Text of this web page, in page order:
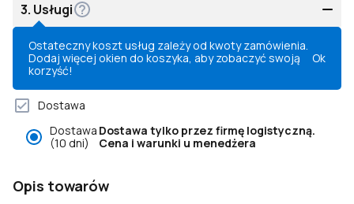
3. Usługi
Ostateczny koszt usług zależy od kwoty zamówienia.
Dodaj więcej okien do koszyka, aby zobaczyć swoją
korzyść!
Ok
Dostawa
Dostawa
(10 dni)
Dostawa tylko przez firmę logistyczną.
Cena i warunki u menedżera
Opis towarów